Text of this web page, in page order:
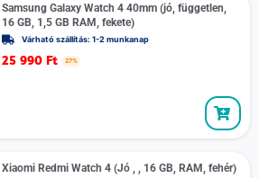
Samsung Galaxy Watch 4 40mm (jó, független,
16 GB, 1,5 GB RAM, fekete)
Várható szállítás: 1-2 munkanap
25 990 Ft 27%
Xiaomi Redmi Watch 4 (Jó , , 16 GB, RAM, fehér)